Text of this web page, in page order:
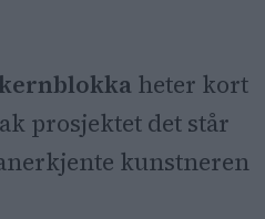
heter kort
prosjektet det står
kunstneren